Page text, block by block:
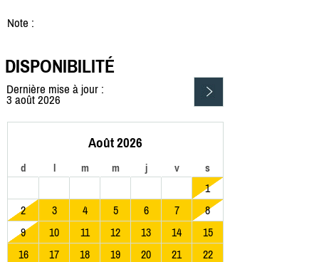
Note :
DISPONIBILITÉ
Dernière mise à jour :
3 août 2026
Août 2026
d l m m j v s
1
2
3 4 5 6 7
8
9
10 11 12 13 14
15
16
17 18 19 20 21
22